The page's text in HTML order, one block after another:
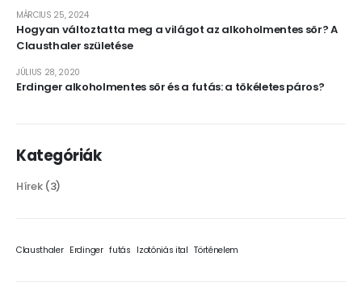
Hogyan változtatta meg a világot az alkoholmentes sör? A
Clausthaler születése
MÁRCIUS 25, 2024
Erdinger alkoholmentes sör és a futás: a tökéletes páros?
JÚLIUS 28, 2020
Kategóriák
Hírek(3)
Clausthaler Erdinger futás Izotóniás ital Történelem